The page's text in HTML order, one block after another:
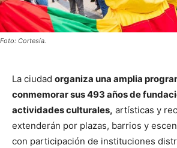
Foto: Cortesía.
La ciudad organiza una amplia
conmemorar sus 493 años de
actividades culturales, artísticas y
extenderán por plazas, barrios y
con participación de instituciones